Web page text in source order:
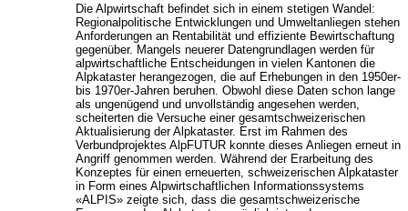
Die Alpwirtschaft befindet sich in einem stetigen Wandel:
Regionalpolitische Entwicklungen und Umweltanliegen stehen
Anforderungen an Rentabilität und effiziente Bewirtschaftung
gegenüber. Mangels neuerer Datengrundlagen werden für
alpwirtschaftliche Entscheidungen in vielen Kantonen die
Alpkataster herangezogen, die auf Erhebungen in den 1950er-
bis 1970er-Jahren beruhen. Obwohl diese Daten schon lange
als ungenügend und unvollständig angesehen werden,
scheiterten die Versuche einer gesamtschweizerischen
Aktualisierung der Alpkataster. Erst im Rahmen des
Verbundprojektes AlpFUTUR konnte dieses Anliegen erneut in
Angriff genommen werden. Während der Erarbeitung des
Konzeptes für einen erneuerten, schweizerischen Alpkataster
in Form eines Alpwirtschaftlichen Informationssystems
«ALPIS» zeigte sich, dass die gesamtschweizerische